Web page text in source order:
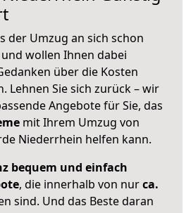
der Umzug an sich schon
wollen Ihnen dabei
über die Kosten
Lehnen Sie sich zurück – wir
Angebote für Sie, das
mit Ihrem Umzug von
Niederrhein helfen kann.
bequem und einfach
, die innerhalb von nurca.
sind. Und das Beste daran